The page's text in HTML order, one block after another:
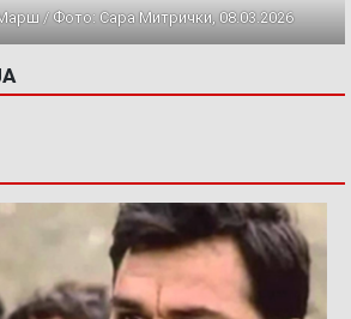
/ Фото: Сара Митрички, 08.03.2026